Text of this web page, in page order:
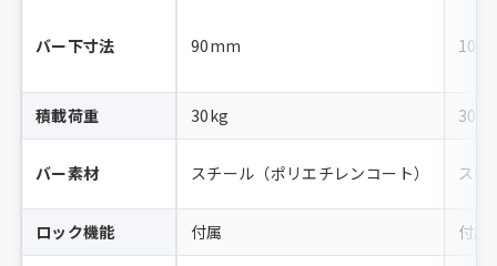
バー下寸法 90mm
積載荷重 30kg 30kg
バー素材 スチール（ポリエチレンコート） スチ
ロック機能 付属 付属